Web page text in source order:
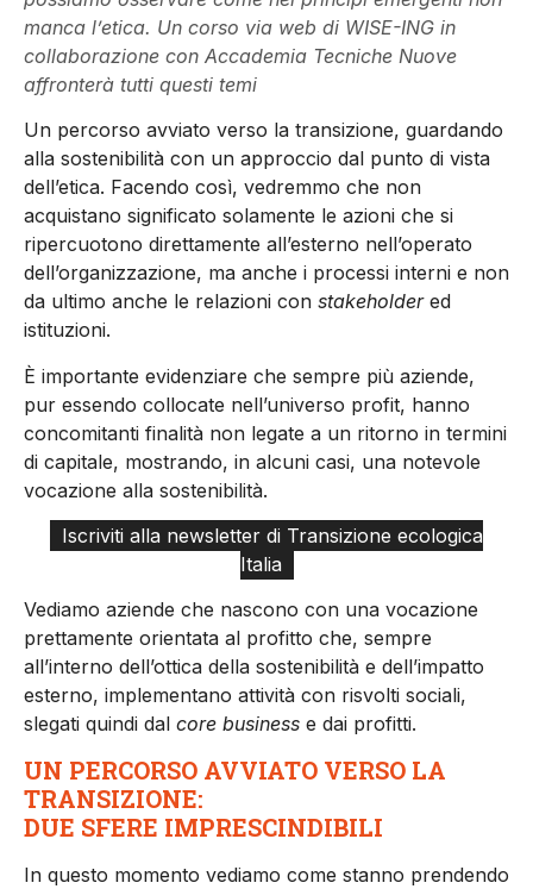
manca l’etica. Un corso via web di WISE-ING in
collaborazione con Accademia Tecniche Nuove
affronterà tutti questi temi
Un percorso avviato verso la transizione, guardando
alla sostenibilità con un approccio dal punto di vista
dell’etica. Facendo così, vedremmo che non
acquistano significato solamente le azioni che si
ripercuotono direttamente all’esterno nell’operato
dell’organizzazione, ma anche i processi interni e non
da ultimo anche le relazioni con stakeholdered
istituzioni.
È importante evidenziare che sempre più aziende,
pur essendo collocate nell’universo profit, hanno
concomitanti finalità non legate a un ritorno in termini
di capitale, mostrando, in alcuni casi, una notevole
vocazione alla sostenibilità.
Iscriviti alla newsletter di Transizione ecologica
Italia
Vediamo aziende che nascono con una vocazione
prettamente orientata al profitto che, sempre
all’interno dell’ottica della sostenibilità e dell’impatto
esterno, implementano attività con risvolti sociali,
slegati quindi dal core business e dai profitti.
UN PERCORSO AVVIATO VERSO LA
TRANSIZIONE:
DUE SFERE IMPRESCINDIBILI
In questo momento vediamo come stanno prendendo